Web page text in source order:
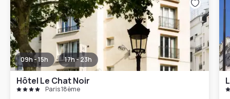
09h - 15h 17h - 23h
Hôtel Le Chat Noir
Paris 18ème